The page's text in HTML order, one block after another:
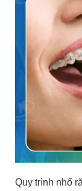
Quy trình nhổ